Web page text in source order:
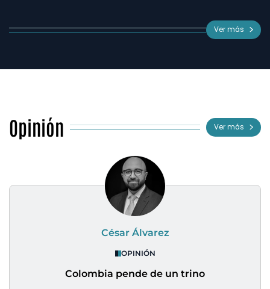
Ver más
Opinión Ver más
César Álvarez
OPINIÓN
Colombia pende de un trino